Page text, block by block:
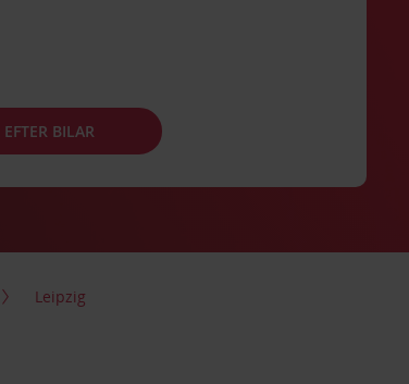
EFTER BILAR
Leipzig